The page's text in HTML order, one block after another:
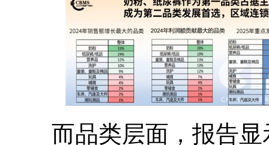
而品类层面，报告显